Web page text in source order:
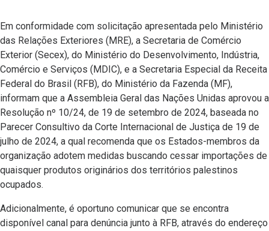
Em conformidade com solicitação apresentada pelo Ministério
das Relações Exteriores (MRE), a Secretaria de Comércio
Exterior (Secex), do Ministério do Desenvolvimento, Indústria,
Comércio e Serviços (MDIC), e a Secretaria Especial da Receita
Federal do Brasil (RFB), do Ministério da Fazenda (MF),
informam que a Assembleia Geral das Nações Unidas aprovou a
Resolução nº 10/24, de 19 de setembro de 2024, baseada no
Parecer Consultivo da Corte Internacional de Justiça de 19 de
julho de 2024, a qual recomenda que os Estados-membros da
organização adotem medidas buscando cessar importações de
quaisquer produtos originários dos territórios palestinos
ocupados.
Adicionalmente, é oportuno comunicar que se encontra
disponível canal para denúncia junto à RFB, através do endereço